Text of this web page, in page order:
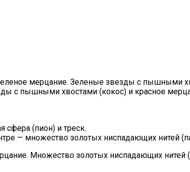
мерцание. Зеленые звезды с пышными
с пышными хвостами (кокос) и красное
сфера (пион) и треск.
— множество золотых ниспадающих нитей
Множество золотых ниспадающих нитей